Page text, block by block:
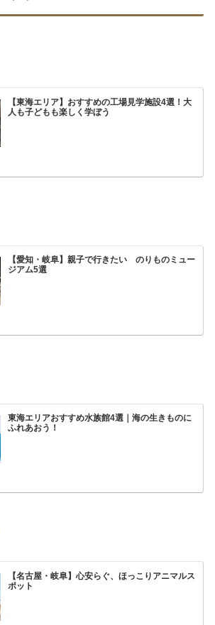
【東海エリア】おすすめの工場見学施設4選！大
人も子どもも楽しく学ぼう
【愛知・岐阜】親子で行きたい のりものミュー
ジアム5選
東海エリアおすすめ水族館4選｜海の生きものに
ふれあおう！
【名古屋・岐阜】心安らぐ、ほっこりアニマルス
ポット